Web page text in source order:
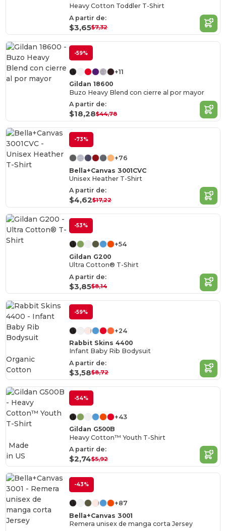
Heavy Cotton Toddler T-Shirt
A partir de:
$3,65$7,32
-59%
+11
Gildan 18600
Buzo Heavy Blend con cierre al por mayor
A partir de:
$18,28$44,78
-73%
+76
Bella+Canvas 3001CVC
Unisex Heather T-Shirt
A partir de:
$4,62$17,22
-53%
+54
Gildan G200
Ultra Cotton® T-Shirt
A partir de:
$3,85$8,14
-59%
+24
Rabbit Skins 4400
Infant Baby Rib Bodysuit
A partir de:
$3,58$8,72
Organic
Cotton
-54%
+43
Gildan G500B
Heavy Cotton™ Youth T-Shirt
A partir de:
$2,74$5,92
Made
in US
-43%
+87
Bella+Canvas 3001
Remera unisex de manga corta Jersey